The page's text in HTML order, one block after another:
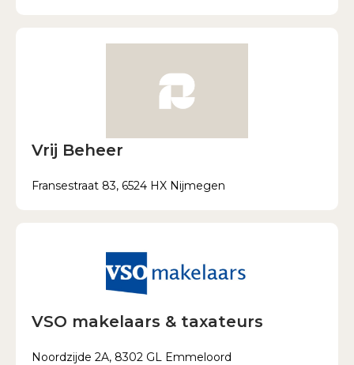
Vrij Beheer
Fransestraat 83, 6524 HX Nijmegen
VSO makelaars & taxateurs
Noordzijde 2A, 8302 GL Emmeloord